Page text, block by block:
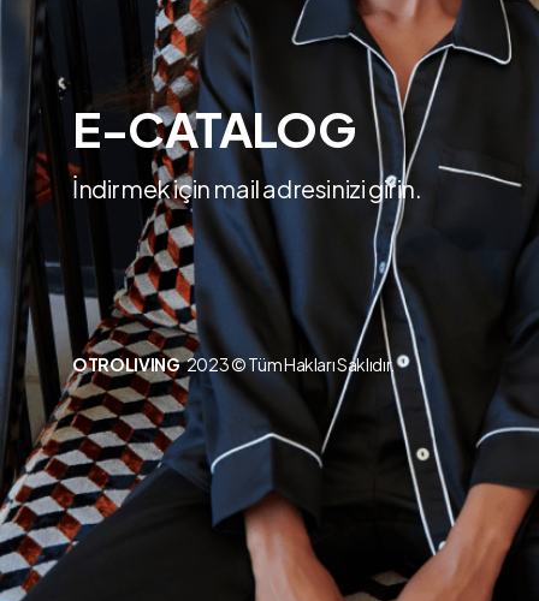
E-CATALOG
İndirmek için mail adresinizi girin.
OTROLIVING2023 © Tüm Hakları Saklıdır.